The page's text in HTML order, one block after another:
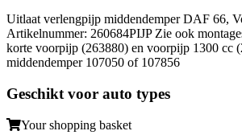
Uitlaat verlengpijp middendemper DAF 66,
Artikelnummer: 260684PIJP Zie ook
korte voorpijp (263880) en voorpijp 1300 cc
middendemper 107050 of 107856
Geschikt voor auto types
Your shopping basket